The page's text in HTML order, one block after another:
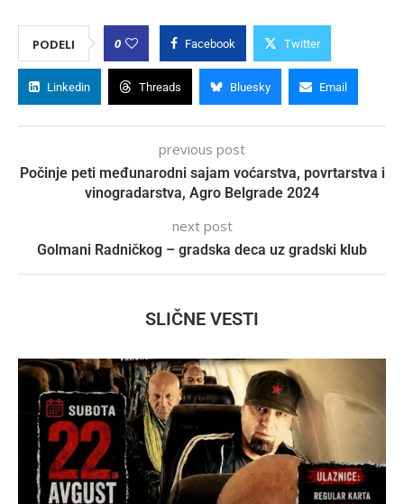
PODELI 0 Facebook Twitter
Linkedin Threads Bluesky Email
previous post
Počinje peti međunarodni sajam voćarstva, povrtarstva i
vinogradarstva, Agro Belgrade 2024
next post
Golmani Radničkog – gradska deca uz gradski klub
SLIČNE VESTI